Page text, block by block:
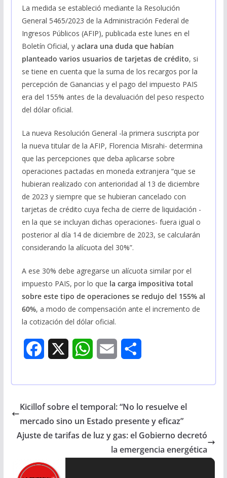
La medida se estableció mediante la Resolución
General 5465/2023 de la Administración Federal de
Ingresos Públicos (AFIP), publicada este lunes en el
Boletín Oficial, y aclara una duda que habían
planteado varios usuarios de tarjetas de crédito, si
se tiene en cuenta que la suma de los recargos por la
percepción de Ganancias y el pago del impuesto PAIS
era del 155% antes de la devaluación del peso respecto
del dólar oficial.
La nueva Resolución General -la primera suscripta por
la nueva titular de la AFIP, Florencia Misrahi- determina
que las percepciones que deba aplicarse sobre
operaciones pactadas en moneda extranjera “que se
hubieran realizado con anterioridad al 13 de diciembre
de 2023 y siempre que se hubieran cancelado con
tarjetas de crédito cuya fecha de cierre de liquidación -
en la que se incluyan dichas operaciones- fuera igual o
posterior al día 14 de diciembre de 2023, se calcularán
considerando la alícuota del 30%”.
A ese 30% debe agregarse un alícuota similar por el
impuesto PAIS, por lo que la carga impositiva total
sobre este tipo de operaciones se redujo del 155% al
60%, a modo de compensación ante el incremento de
la cotización del dólar oficial.
e
b
o
W
t
s
i
l
r
e
Kicillof sobre el temporal: “No lo resuelve el
mercado sino un Estado presente y eficaz”
Ajuste de tarifas de luz y gas: el Gobierno decretó
la emergencia energética